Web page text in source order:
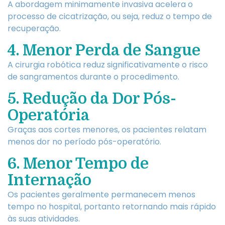
A abordagem minimamente invasiva acelera o
processo de cicatrização, ou seja, reduz o tempo de
recuperação.
4. Menor Perda de Sangue
A cirurgia robótica reduz significativamente o risco
de sangramentos durante o procedimento.
5. Redução da Dor Pós-
Operatória
Graças aos cortes menores, os pacientes relatam
menos dor no período pós-operatório.
6. Menor Tempo de
Internação
Os pacientes geralmente permanecem menos
tempo no hospital, portanto retornando mais rápido
às suas atividades.